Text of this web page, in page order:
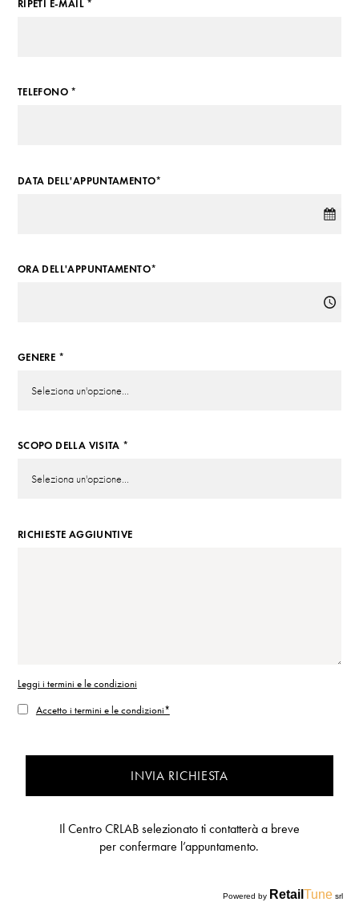
RIPETI E-MAIL *
TELEFONO *
DATA DELL'APPUNTAMENTO*
ORA DELL'APPUNTAMENTO*
GENERE *
SCOPO DELLA VISITA *
RICHIESTE AGGIUNTIVE
Leggi i termini e le condizioni
Accetto i termini e le condizioni*
INVIA RICHIESTA
Il Centro CRLAB selezionato ti contatterà a breve
per confermare l’appuntamento.
Powered by Retail Tune srl